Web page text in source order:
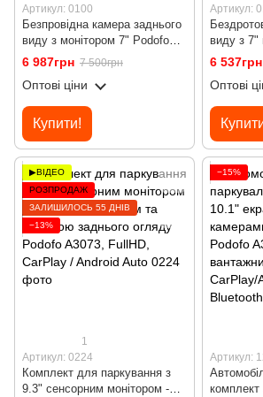
Артикул: 0100
Безпровідна камера заднього
виду з монітором 7" Podofo
K0205 | паркувальний
комплекс з відеореєстратом
для вантажних автомобілів
6 987грн 7 500грн
Оптові ціни
Купити!
Артикул:
виду з 7"
A3006 |
для
6 537грн
Оптові
▶ВІДЕО
РОЗПРОДАЖ
ЗАЛИШИЛОСЬ 55 ДНІВ
−13%
1
Артикул: 0224
Комплект для паркування з
9.3" сенсорним монітором -
−15%
Артикул: